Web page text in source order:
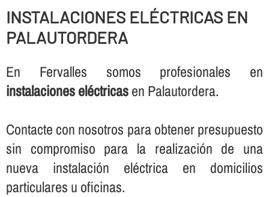
INSTALACIONES ELÉCTRICAS EN
PALAUTORDERA
En Fervalles somos profesionales en
instalaciones eléctricasen Palautordera.
Contacte con nosotros para obtener presupuesto
sin compromiso para la realización de una
nueva instalación eléctrica en domicilios
particulares u oficinas.